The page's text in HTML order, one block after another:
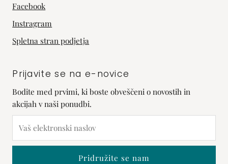
Facebook
Instragram
Spletna stran podjetja
Prijavite se na e-novice
Bodite med prvimi, ki boste obveščeni o novostih in
akcijah v naši ponudbi.
elektronski
naslov